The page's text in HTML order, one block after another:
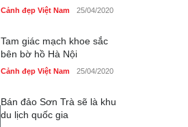
Cảnh đẹp Việt Nam 25/04/2020
Tam giác mạch khoe sắc
bên bờ hồ Hà Nội
Cảnh đẹp Việt Nam 25/04/2020
Bán đảo Sơn Trà sẽ là khu
du lịch quốc gia